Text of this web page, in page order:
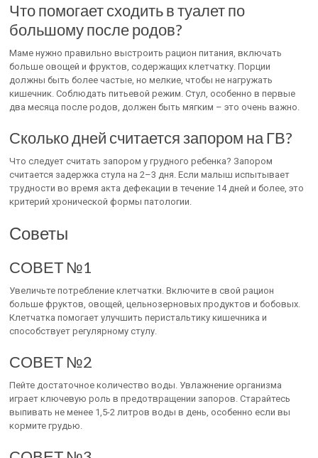
Что помогает сходить в туалет по
большому после родов?
Маме нужно правильно выстроить рацион питания, включать
больше овощей и фруктов, содержащих клетчатку. Порции
должны быть более частые, но мелкие, чтобы не нагружать
кишечник. Соблюдать питьевой режим. Стул, особенно в первые
два месяца после родов, должен быть мягким – это очень важно.
Сколько дней считается запором на ГВ?
Что следует считать запором у грудного ребенка? Запором
считается задержка стула на 2–3 дня. Если малыш испытывает
трудности во время акта дефекации в течение 14 дней и более, это
критерий хронической формы патологии.
Советы
СОВЕТ №1
Увеличьте потребление клетчатки. Включите в свой рацион
больше фруктов, овощей, цельнозерновых продуктов и бобовых.
Клетчатка помогает улучшить перистальтику кишечника и
способствует регулярному стулу.
СОВЕТ №2
Пейте достаточное количество воды. Увлажнение организма
играет ключевую роль в предотвращении запоров. Старайтесь
выпивать не менее 1,5-2 литров воды в день, особенно если вы
кормите грудью.